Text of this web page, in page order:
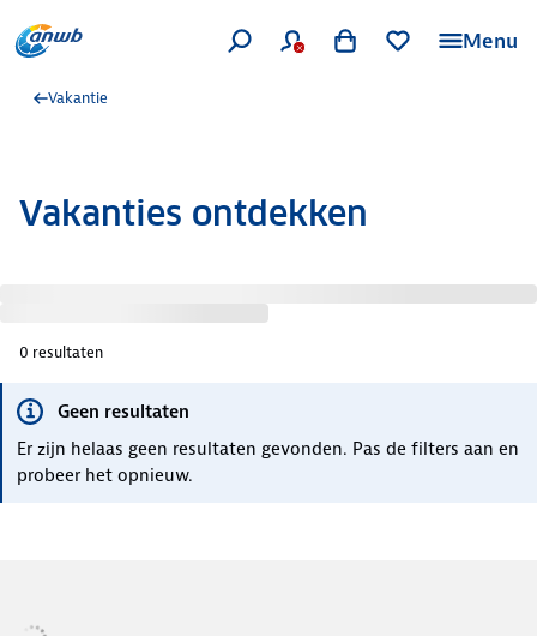
Menu
Vakantie
Vakanties ontdekken
0 resultaten
Geen resultaten
Er zijn helaas geen resultaten gevonden. Pas de filters aan en
probeer het opnieuw.